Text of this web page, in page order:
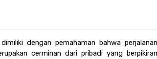
dengan pemahaman bahwa perjalanan
cerminan dari pribadi yang berpikiran